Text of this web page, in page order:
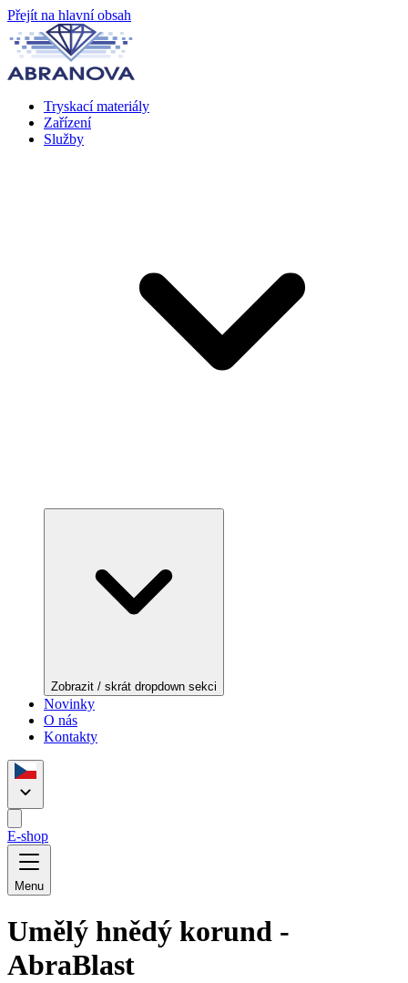
Přejít na hlavní obsah
Tryskací materiály
Zařízení
Služby
Zobrazit / skrát dropdown sekci
Novinky
O nás
Kontakty
E-shop
Menu
Umělý hnědý korund -
AbraBlast